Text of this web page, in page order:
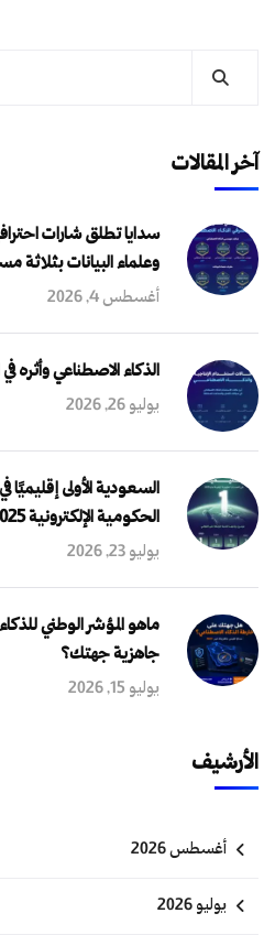
آخر المقالات
سدايا تطلق شارات
وعلماء البيانات بثلاثة
أغسطس 4, 2026
الذكاء الاصطناعي وأثره في
يوليو 26, 2026
السعودية الأولى
الحكومية الإلكترونية 2025 بنسبة 99%
يوليو 23, 2026
جاهزية جهتك؟
يوليو 15, 2026
الأرشيف
أغسطس 2026
يوليو 2026